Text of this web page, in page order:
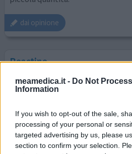
meamedica.it - Do Not
Information
If you wish to opt-out of the sale,
processing of your personal or
targeted advertising by us, please
section to confirm your selection.
dai opinione
Reactine
cetirizina (10mg)
Allergie
Efficacia
Quantità effetti collaterali
ho un'allergia primaverile che di